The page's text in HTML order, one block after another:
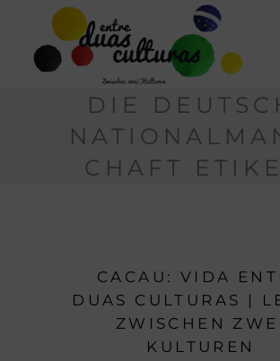
DIE
CHAFT
CACAU: VIDA
DUAS CULTURAS |
ZWISCHEN
KULTUREN